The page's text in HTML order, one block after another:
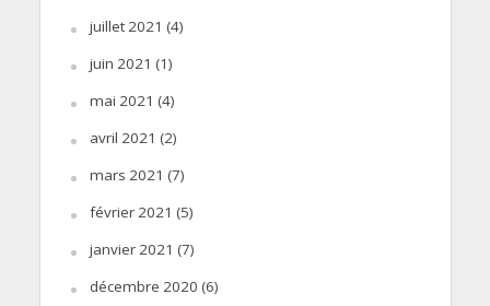
juillet 2021 (4)
juin 2021 (1)
mai 2021 (4)
avril 2021 (2)
mars 2021 (7)
février 2021 (5)
janvier 2021 (7)
décembre 2020 (6)